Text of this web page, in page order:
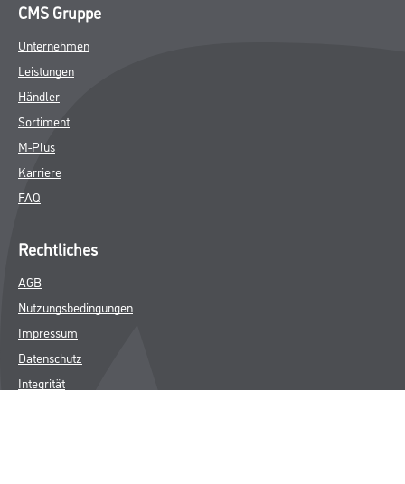
CMS Gruppe
Unternehmen
Leistungen
Händler
Sortiment
M-Plus
Karriere
FAQ
Rechtliches
AGB
Nutzungsbedingungen
Impressum
Datenschutz
Integrität